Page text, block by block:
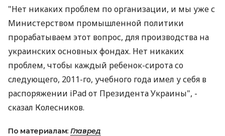
"Нет никаких проблем по организации, и мы уже с
Министерством промышленной политики
прорабатываем этот вопрос, для производства на
украинских основных фондах. Нет никаких
проблем, чтобы каждый ребенок-сирота со
следующего, 2011-го, учебного года имел у себя в
распоряжении iPad от Президента Украины", -
сказал Колесников.
По материалам: Главред